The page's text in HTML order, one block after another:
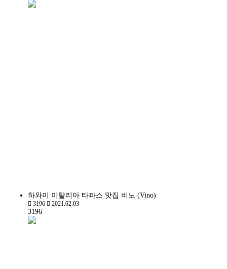
하와이 이탈리아 타파스 맛집 비노 (Vino)
3196 2021.02.03
3196